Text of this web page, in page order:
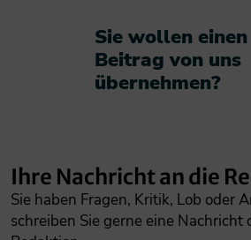
Sie wollen einen
Beitrag von uns
übernehmen?​
Ihre Nachricht an die
Sie haben Fragen, Kritik, Lob oder
schreiben Sie gerne eine Nachricht